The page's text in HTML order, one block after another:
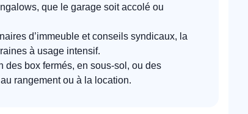
que le garage soit accolé ou
d’immeuble et conseils syndicaux, la
à usage intensif.
des box fermés, en sous-sol, ou des
rangement ou à la location.